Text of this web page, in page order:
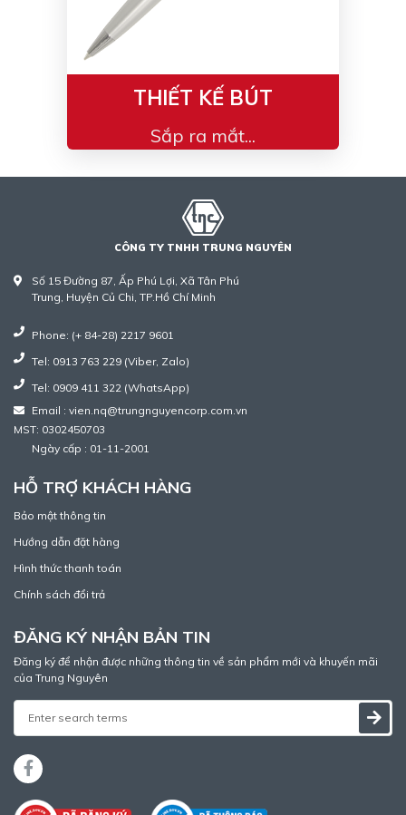
THIẾT KẾ BÚT
Sắp ra mắt...
CÔNG TY TNHH TRUNG NGUYÊN
Số 15 Đường 87, Ấp Phú Lợi, Xã Tân Phú
Trung, Huyện Củ Chi, TP.Hồ Chí Minh
Phone: (+ 84-28) 2217 9601
Tel: 0913 763 229 (Viber, Zalo)
Tel: 0909 411 322 (WhatsApp)
Email : vien.nq@trungnguyencorp.com.vn
MST: 0302450703
Ngày cấp : 01-11-2001
HỖ TRỢ KHÁCH HÀNG
Bảo mật thông tin
Hướng dẫn đặt hàng
Hình thức thanh toán
Chính sách đổi trả
ĐĂNG KÝ NHẬN BẢN TIN
Đăng ký để nhận được những thông tin về sản phẩm mới và khuyến mãi
của Trung Nguyên